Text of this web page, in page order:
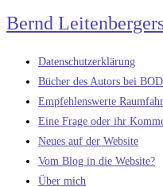
Zum
Inhalt
springen
Bernd
Datenschutzerklärung
Bücher des Autors bei BOD
Empfehlenswerte
Eine Frage oder ihr
Neues auf der Website
Vom Blog in die Website?
Über mich